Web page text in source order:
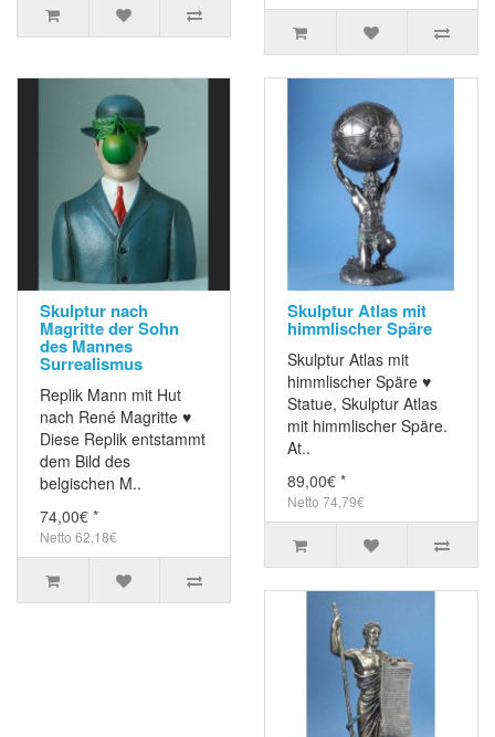
Skulptur nach
Magritte der Sohn
des Mannes
Surrealismus
Replik Mann mit Hut
nach René Magritte ♥
Diese Replik entstammt
dem Bild des
belgischen M..
74,00€ *
Netto 62,18€
Skulptur Atlas mit
himmlischer Späre
Skulptur Atlas mit
himmlischer Späre ♥
Statue, Skulptur Atlas
mit himmlischer Späre.
At..
89,00€ *
Netto 74,79€